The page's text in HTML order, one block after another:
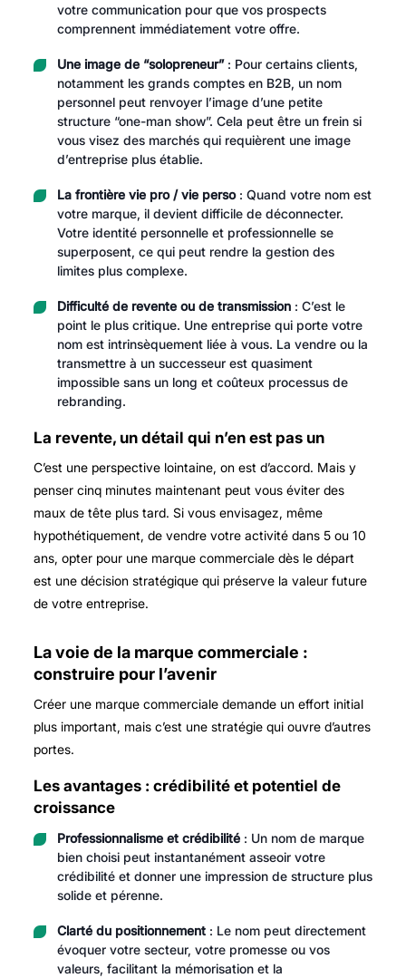
votre communication pour que vos prospects
comprennent immédiatement votre offre.
Une image de “solopreneur”: Pour certains clients,
notamment les grands comptes en B2B, un nom
personnel peut renvoyer l’image d’une petite
structure “one-man show”. Cela peut être un frein si
vous visez des marchés qui requièrent une image
d’entreprise plus établie.
La frontière vie pro / vie perso: Quand votre nom est
votre marque, il devient difficile de déconnecter.
Votre identité personnelle et professionnelle se
superposent, ce qui peut rendre la gestion des
limites plus complexe.
Difficulté de revente ou de transmission: C’est le
point le plus critique. Une entreprise qui porte votre
nom est intrinsèquement liée à vous. La vendre ou la
transmettre à un successeur est quasiment
impossible sans un long et coûteux processus de
rebranding.
La revente, un détail qui n’en est pas un
C’est une perspective lointaine, on est d’accord. Mais y
penser cinq minutes maintenant peut vous éviter des
maux de tête plus tard. Si vous envisagez, même
hypothétiquement, de vendre votre activité dans 5 ou 10
ans, opter pour une marque commerciale dès le départ
est une décision stratégique qui préserve la valeur future
de votre entreprise.
La voie de la marque commerciale :
construire pour l’avenir
Créer une marque commerciale demande un effort initial
plus important, mais c’est une stratégie qui ouvre d’autres
portes.
Les avantages : crédibilité et potentiel de
croissance
Professionnalisme et crédibilité: Un nom de marque
bien choisi peut instantanément asseoir votre
crédibilité et donner une impression de structure plus
solide et pérenne.
Clarté du positionnement: Le nom peut directement
évoquer votre secteur, votre promesse ou vos
valeurs, facilitant la mémorisation et la